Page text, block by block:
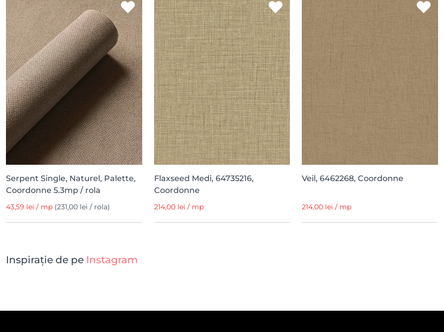
Serpent Single, Naturel, Palette,
Coordonne 5.3mp / rola
43,59 lei / mp (231,00 lei / rola)
Flaxseed Medi, 64735216,
Coordonne
214,00 lei / mp
Veil, 6462268, Coordonne
214,00 lei / mp
Inspirație de pe Instagram